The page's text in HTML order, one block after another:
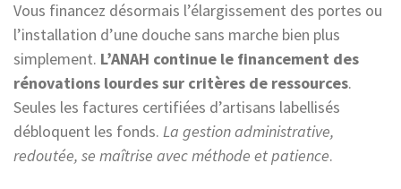
Vous financez désormais l’élargissement des portes ou
l’installation d’une douche sans marche bien plus
simplement. L’ANAH continue le financement des
rénovations lourdes sur critères de ressources.
Seules les factures certifiées d’artisans labellisés
débloquent les fonds. La gestion administrative,
redoutée, se maîtrise avec méthode et patience.